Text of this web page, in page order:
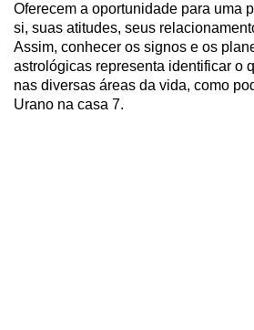
Oferecem a oportunidade para uma
si, suas atitudes, seus
Assim, conhecer os signos e os
astrológicas representa identificar o
nas diversas áreas da vida, como
Urano na casa 7.